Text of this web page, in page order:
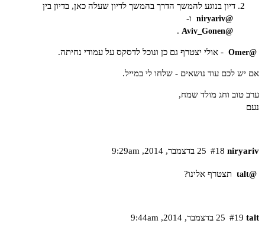
דיון בנוגע להמשך הדרך בהמשך לדיון שעלה כאן, בדיון בין
@niryariv ו-
@Aviv_Gonen
.
@Omer - אולי יצטרף גם כן ונוכל לדסקס על עמודי נחיתה.
אם יש לכם עוד נושאים - שלחו לי במייל.
ערב טוב וחג מולד שמח,
נעם
niryariv 25 בדצמבר,‏ 2014,‏ 9:29am #18
@talt תצטרף אלינו?
talt 25 בדצמבר,‏ 2014,‏ 9:44am #19